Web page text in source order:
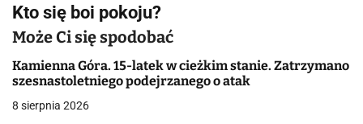
w
i
g
a
Kto się boi pokoju?
Może Ci się spodobać
Kamienna Góra. 15-latek w cieżkim stanie. Zatrzymano
szesnastoletniego podejrzanego o atak
8 sierpnia 2026